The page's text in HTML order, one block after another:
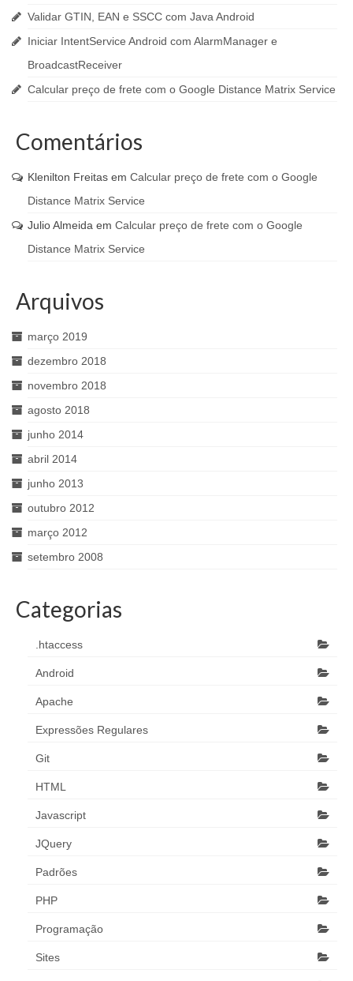
Validar GTIN, EAN e SSCC com Java Android
Iniciar IntentService Android com AlarmManager e
BroadcastReceiver
Calcular preço de frete com o Google Distance Matrix Service
Comentários
Klenilton Freitas em Calcular preço de frete com o Google
Distance Matrix Service
Julio Almeida em Calcular preço de frete com o Google
Distance Matrix Service
Arquivos
março 2019
dezembro 2018
novembro 2018
agosto 2018
junho 2014
abril 2014
junho 2013
outubro 2012
março 2012
setembro 2008
Categorias
.htaccess
Android
Apache
Expressões Regulares
Git
HTML
Javascript
JQuery
Padrões
PHP
Programação
Sites